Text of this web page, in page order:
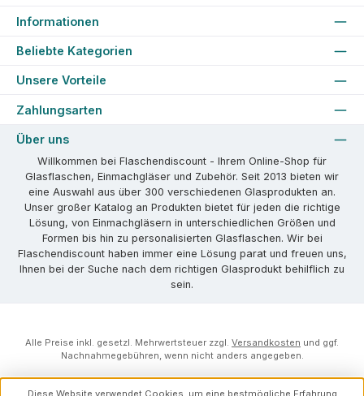
Informationen
Beliebte Kategorien
Unsere Vorteile
Zahlungsarten
Über uns
Willkommen bei Flaschendiscount - Ihrem Online-Shop für
Glasflaschen, Einmachgläser und Zubehör. Seit 2013 bieten wir
eine Auswahl aus über 300 verschiedenen Glasprodukten an.
Unser großer Katalog an Produkten bietet für jeden die richtige
Lösung, von Einmachgläsern in unterschiedlichen Größen und
Formen bis hin zu personalisierten Glasflaschen. Wir bei
Flaschendiscount haben immer eine Lösung parat und freuen uns,
Ihnen bei der Suche nach dem richtigen Glasprodukt behilflich zu
sein.
Alle Preise inkl. gesetzl. Mehrwertsteuer zzgl. Versandkosten und ggf.
Nachnahmegebühren, wenn nicht anders angegeben.
Diese Website verwendet Cookies, um eine bestmögliche Erfahrung